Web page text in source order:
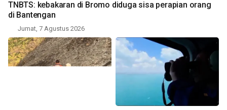
TNBTS: kebakaran di Bromo diduga sisa perapian orang
di Bantengan
Jumat, 7 Agustus 2026